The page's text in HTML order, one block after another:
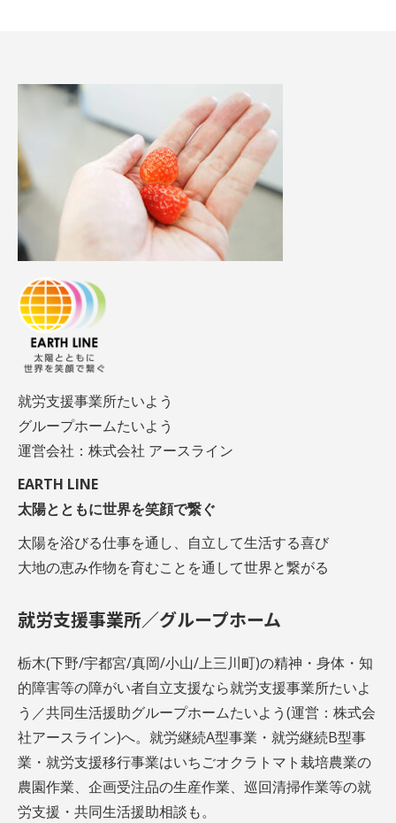
就労支援事業所たいよう
グループホームたいよう
運営会社：株式会社 アースライン
EARTH LINE
太陽とともに世界を笑顔で繋ぐ
太陽を浴びる仕事を通し、自立して生活する喜び
大地の恵み作物を育むことを通して世界と繋がる
就労支援事業所／グループホーム
栃木(下野/宇都宮/真岡/小山/上三川町)の精神・身体・知
的障害等の障がい者自立支援なら就労支援事業所たいよ
う／共同生活援助グループホームたいよう(運営：株式会
社アースライン)へ。就労継続A型事業・就労継続B型事
業・就労支援移行事業はいちごオクラトマト栽培農業の
農園作業、企画受注品の生産作業、巡回清掃作業等の就
労支援・共同生活援助相談も。